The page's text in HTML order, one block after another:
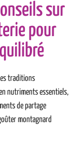
sur
pour
traditions
nutriments essentiels,
de partage
montagnard